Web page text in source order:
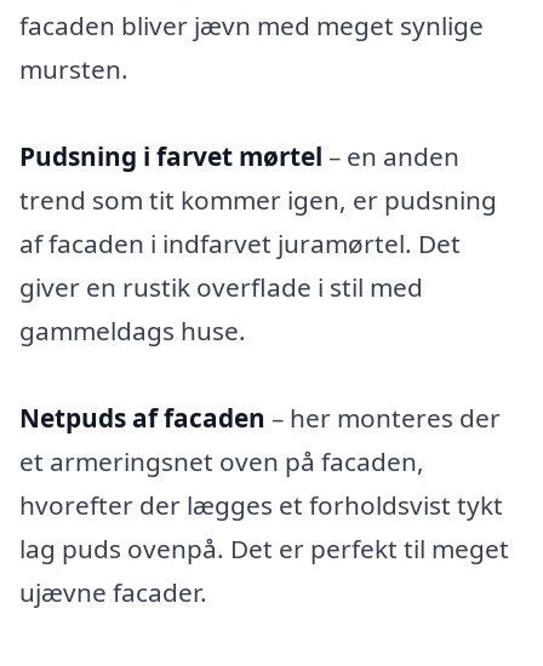
facaden bliver jævn med meget synlige
mursten.
Pudsning i farvet mørtel – en anden
trend som tit kommer igen, er pudsning
af facaden i indfarvet juramørtel. Det
giver en rustik overflade i stil med
gammeldags huse.
Netpuds af facaden – her monteres der
et armeringsnet oven på facaden,
hvorefter der lægges et forholdsvist tykt
lag puds ovenpå. Det er perfekt til meget
ujævne facader.